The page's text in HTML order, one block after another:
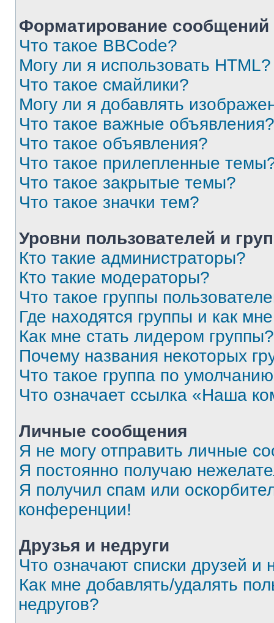
Форматирование
Что такое BBCode?
Могу ли я использовать HTML?
Что такое смайлики?
Могу ли я добавлять
Что такое важные объявления?
Что такое объявления?
Что такое прилепленные
Что такое закрытые темы?
Что такое значки тем?
Уровни пользователей и
Кто такие администраторы?
Кто такие модераторы?
Что такое группы
Где находятся группы и как
Как мне стать лидером группы?
Почему названия некоторых
Что такое группа по
Что означает ссылка «Наша
Личные сообщения
Я не могу отправить личные
Я постоянно получаю
Я получил спам или
конференции!
Друзья и недруги
Что означают списки друзей и
Как мне добавлять/удалять
недругов?